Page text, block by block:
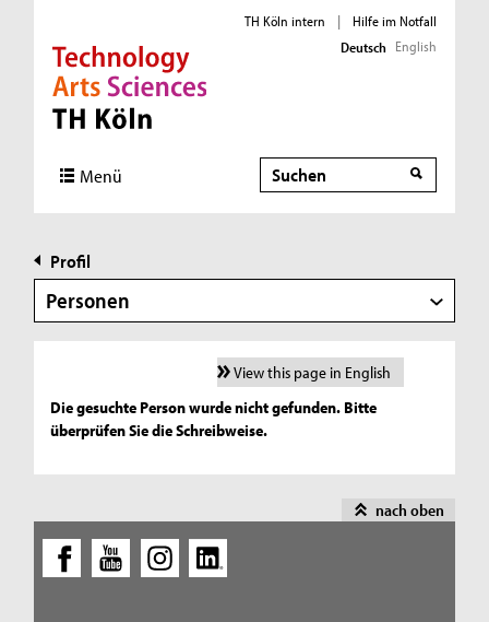
Direkt zur Hauptnavigation
Direkt zur Subnavigation
Direkt zum Inhalt
Direkt zum Fußbereich
TH Köln intern |
Hilfe im Notfall
Deutsch English
Menü Suche
Profil
Personen
View this page in English
Die gesuchte Person wurde nicht gefunden. Bitte
überprüfen Sie die Schreibweise.
nach oben